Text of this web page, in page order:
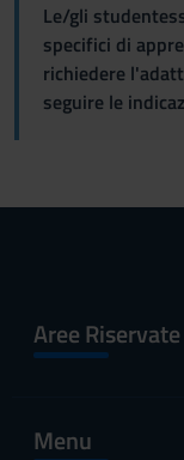
Le/gli
specifici di
richiedere
seguire le
Aree Riservate
Menu